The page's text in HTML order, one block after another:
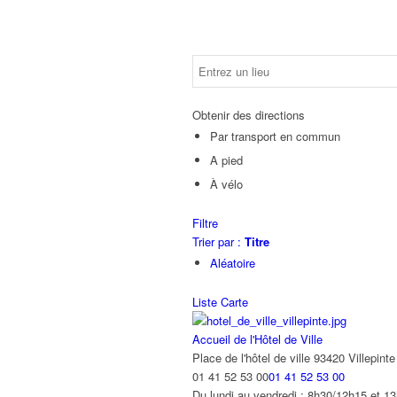
Obtenir des directions
Par transport en commun
A pied
À vélo
Filtre
Trier par : Titre
Aléatoire
Liste Carte
Accueil de l'Hôtel de Ville
Place de l'hôtel de ville 93420 Villepinte
01 41 52 53 0001 41 52 53 00